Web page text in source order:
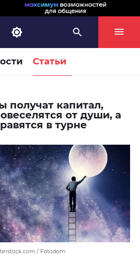
Статьи
получат капитал,
от души, а
в турне
/ Fotodom